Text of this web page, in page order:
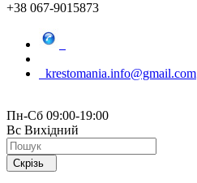
+38 067-9015873
krestomania.info@gmail.com
Пн-Сб 09:00-19:00
Вс Вихідний
Скрізь